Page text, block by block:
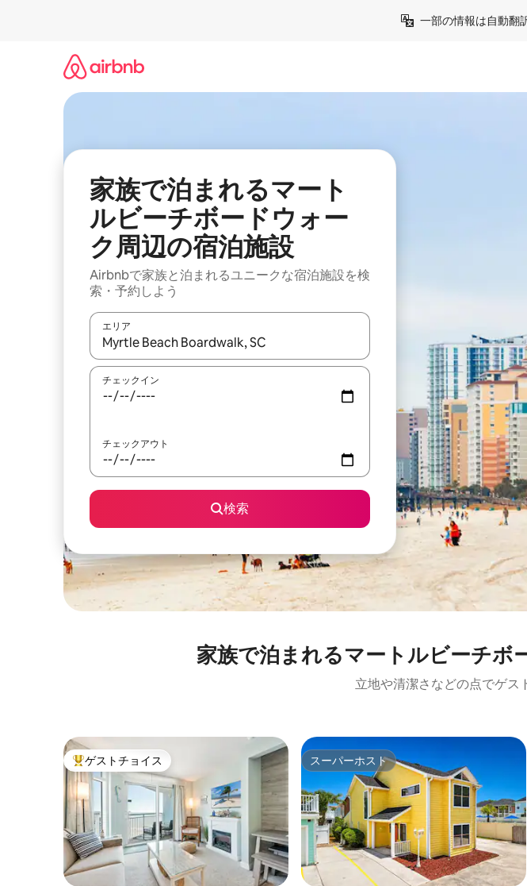
一部の情報は自動翻
家族で泊まれるマート
ルビーチボードウォー
ク周辺の宿泊施設
Airbnbで家族と泊まれるユニークな宿泊施設を検
索・予約しよう
エリア
検索結果が表示されたら、上下の矢印キーを使って移動するか、画面をタッチまた
チェックイン
チェックアウト
検索
家族で泊まれるマートルビーチボ
立地や清潔さなどの点でゲス
大好評のゲストチョイスです。
ゲストチョイス スーパーホスト
スーパーホスト